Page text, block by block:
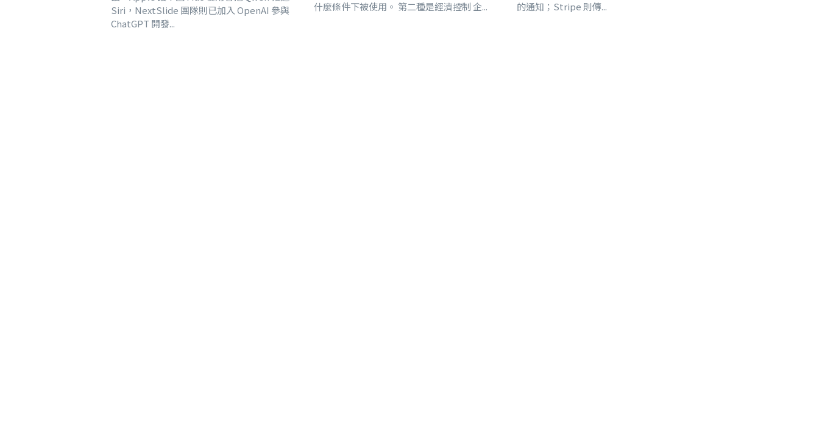
Siri，NextSlide 團隊則已加入 OpenAI 參與
ChatGPT 開發...
什麼條件下被使用。 第二種是經濟控制 企...
的通知；Stripe 則傳...